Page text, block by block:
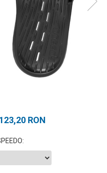
123,20 RON
: